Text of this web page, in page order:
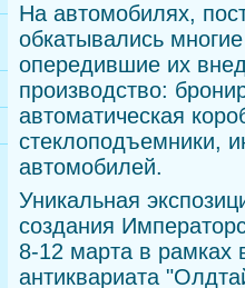
На автомобилях,
обкатывались
опередившие их
производство:
автоматическая
стеклоподъемники,
автомобилей.
Уникальная
создания
8-12 марта в рамках
антиквариата